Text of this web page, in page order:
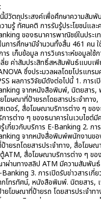
มีวัตถุประสงค์เพื่อศึกษาความสัมพั
ามรู้ ทัศนคติ การรับรู้ประโยชน์และ
ของธนาคารพาณิชย์ในประเ
นการศึกษามีจำนวนทั้งสิ้น 461 คน
าร เก็บข้อมูล การวิเคราะห์ขอมูลใ
ลี่ย ค่าสัมประสิทธิ์สหสัมพันธ์แบบเ
ซึ่งประมวลผลโดยโปรแกร
ผลการวิจัยมีดังต่อไปนี้ 1. การเ
จากหนังสือพิมพ์, นิตยสาร,
โฆษณาที่ป้ายรถโดยสารประจำทาง
ตอร์, สื่อโฆษณาบริการต่าง ๆ ขอ
ารต่าง ๆ ของธนาคารในเวบไซต์
เกี่ยวกับบริการ E-Banking 2. กา
จากหนังสื่อพิมพ์พนักงานขอ
ายรถโดยสารประจำทาง, สื่อโฆษ
ATM, สื่อโฆษณาบริการต่าง ๆ ขอ
ผ่านทางสลิป ATM มีความสัมพัน
3. การเปิดรับข่าวสารเกี่
โทรทัศน์, หนังสือพิมพ์. นิตยสาร,
ยโฆษณาที่ป้ายรถ โดยสารประจำท